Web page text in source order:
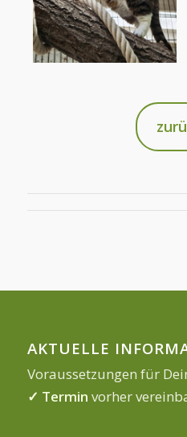
AKTUELLE
Voraussetzungen für
✓ Termin vorher